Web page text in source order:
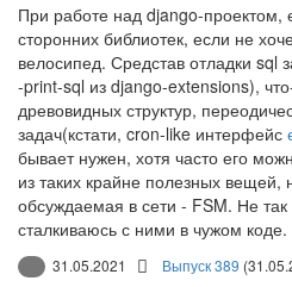
При работе над django-проектом,
сторонних библиотек, если не
велосипед. Средстав отладки sql
-print-sql из django-extensions),
древовидных структур,
задач(кстати, cron-like интерфейс
бывает нужен, хотя часто его
из таких крайне полезных вещей,
обсуждаемая в сети - FSM. Не так
сталкиваюсь с ними в чужом коде.
31.05.2021 Выпуск 389